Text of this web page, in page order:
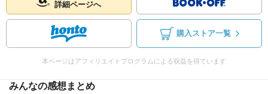
詳細ページへ
購入ストア一覧
本ページはアフィリエイトプログラムによる収益を得ています
みんなの感想まとめ